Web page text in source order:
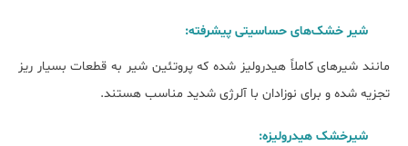
شیر خشک‌های حساسیتی پیشرفته:
مانند شیرهای کاملاً هیدرولیز شده که پروتئین شیر به قطعات بسیار ریز
تجزیه شده و برای نوزادان با آلرژی شدید مناسب هستند.
شیرخشک هیدرولیزه: